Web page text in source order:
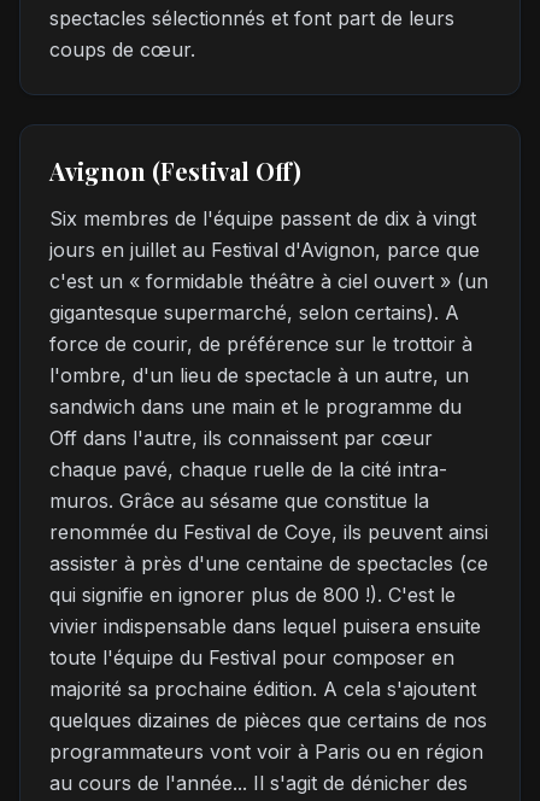
spectacles sélectionnés et font part de leurs
coups de cœur.
Avignon (Festival Off)
Six membres de l'équipe passent de dix à vingt
jours en juillet au Festival d'Avignon, parce que
c'est un « formidable théâtre à ciel ouvert » (un
gigantesque supermarché, selon certains). A
force de courir, de préférence sur le trottoir à
l'ombre, d'un lieu de spectacle à un autre, un
sandwich dans une main et le programme du
Off dans l'autre, ils connaissent par cœur
chaque pavé, chaque ruelle de la cité intra-
muros. Grâce au sésame que constitue la
renommée du Festival de Coye, ils peuvent ainsi
assister à près d'une centaine de spectacles (ce
qui signifie en ignorer plus de 800 !). C'est le
vivier indispensable dans lequel puisera ensuite
toute l'équipe du Festival pour composer en
majorité sa prochaine édition. A cela s'ajoutent
quelques dizaines de pièces que certains de nos
programmateurs vont voir à Paris ou en région
au cours de l'année... Il s'agit de dénicher des